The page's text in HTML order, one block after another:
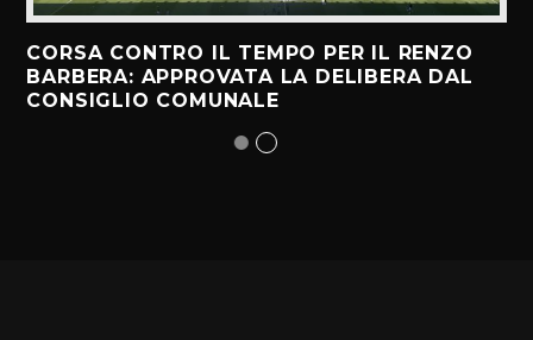
CORSA CONTRO IL TEMPO PER IL RENZO
BARBERA: APPROVATA LA DELIBERA DAL
CONSIGLIO COMUNALE